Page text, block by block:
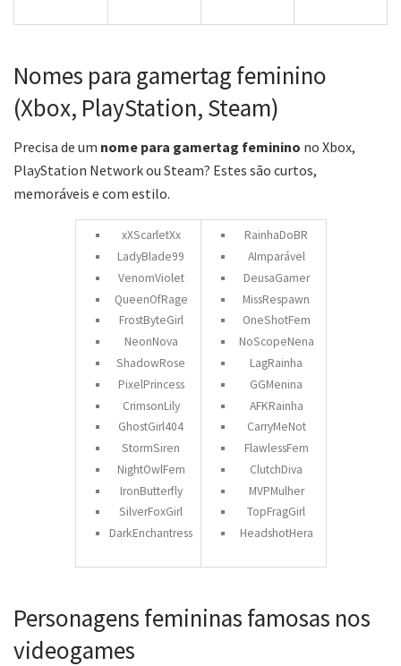
Nomes para gamertag feminino
(Xbox, PlayStation, Steam)
Precisa de um nome para gamertag feminino no Xbox,
PlayStation Network ou Steam? Estes são curtos,
memoráveis e com estilo.
xXScarletXx
LadyBlade99
VenomViolet
QueenOfRage
FrostByteGirl
NeonNova
ShadowRose
PixelPrincess
CrimsonLily
GhostGirl404
StormSiren
NightOwlFem
IronButterfly
SilverFoxGirl
DarkEnchantress
RainhaDoBR
AImparável
DeusaGamer
MissRespawn
OneShotFem
NoScopeNena
LagRainha
GGMenina
AFKRainha
CarryMeNot
FlawlessFem
ClutchDiva
MVPMulher
TopFragGirl
HeadshotHera
Personagens femininas famosas nos
videogames